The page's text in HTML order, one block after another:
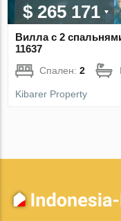
$ 265 171
Вилла с 2
11637
Спален:2
Kibarer Property